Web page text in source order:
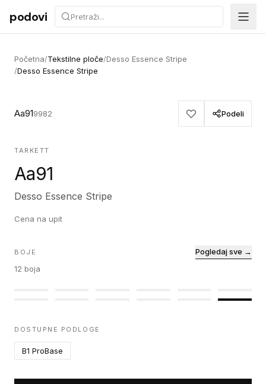
Preskoči na sadržaj
podovi
Početna/Tekstilne ploče/Desso Essence Stripe
/Desso Essence Stripe
Aa919982 Podeli
TARKETT
Aa91
Desso Essence Stripe
Cena na upit
BOJE
12 boja
Pogledaj sve →
DOSTUPNE PODLOGE
B1 ProBase